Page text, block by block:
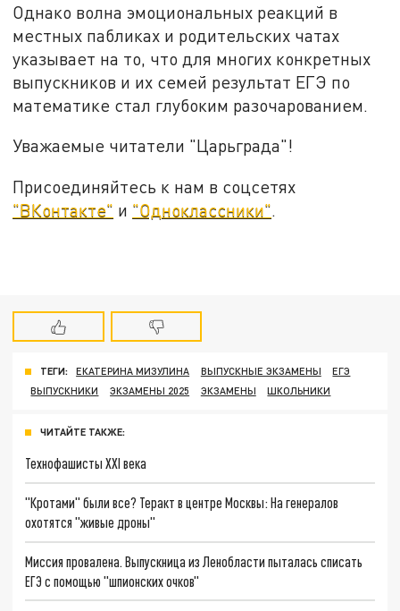
Однако волна эмоциональных реакций в
местных пабликах и родительских чатах
указывает на то, что для многих конкретных
выпускников и их семей результат ЕГЭ по
математике стал глубоким разочарованием.
Уважаемые читатели "Царьграда"!
Присоединяйтесь к нам в соцсетях
"ВКонтакте" и "Одноклассники".
ТЕГИ: ЕКАТЕРИНА МИЗУЛИНА ВЫПУСКНЫЕ ЭКЗАМЕНЫ
ЕГЭ
ВЫПУСКНИКИ
ЭКЗАМЕНЫ 2025 ЭКЗАМЕНЫ ШКОЛЬНИКИ
ЧИТАЙТЕ ТАКЖЕ:
Технофашисты XXI века
"Кротами" были все? Теракт в центре Москвы: На генералов
охотятся "живые дроны"
Миссия провалена. Выпускница из Ленобласти пыталась списать
ЕГЭ с помощью "шпионских очков"